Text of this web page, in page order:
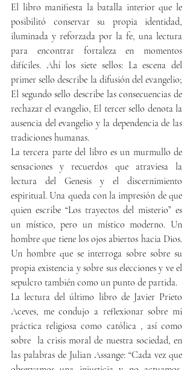
El libro manifiesta la batalla interior que le
posibilitó conservar su propia identidad,
iluminada y reforzada por la fe, una lectura
para encontrar fortaleza en momentos
difíciles. Ahí los siete sellos: La escena del
primer sello describe la difusión del evangelio;
El segundo sello describe las consecuencias de
rechazar el evangelio, El tercer sello denota la
ausencia del evangelio y la dependencia de las
tradiciones humanas.
La tercera parte del libro es un murmullo de
sensaciones y recuerdos que atraviesa la
lectura del Genesis y el discernimiento
espiritual. Una queda con la impresión de que
quien escribe “Los trayectos del misterio” es
un místico, pero un místico moderno. Un
hombre que tiene los ojos abiertos hacia Dios.
Un hombre que se interroga sobre sobre su
propia existencia y sobre sus elecciones y ve el
sepulcro también como un punto de partida.
La lectura del último libro de Javier Prieto
Aceves, me condujo a reflexionar sobre mi
práctica religiosa como católica , así como
sobre  la crisis moral de nuestra sociedad, en
las palabras de Julian Assange: “Cada vez que